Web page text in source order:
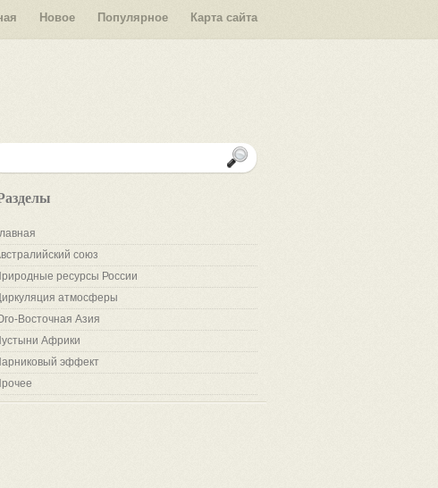
Новое Популярное Карта сайта
союз
ресурсы России
атмосферы
Восточная Азия
Африки
эффект